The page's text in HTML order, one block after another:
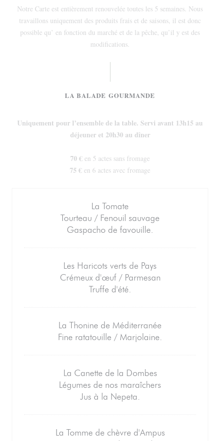
Notre Carte est entièrement renouvelée toutes les 5 semaines. Nous
travaillons uniquement des produits frais et de saisons, il est donc
possible qu’ en fonction du marché et de la pêche, qu’il y est des
modifications.
LA BALADE GOURMANDE
Uniquement pour l’ensemble de la table. Servi avant 13h15 au
déjeuner et 20h30 au dîner
70 € en 5 actes sans fromage
75 € en 6 actes avec fromage
La Tomate
Tourteau / Fenouil sauvage
Gaspacho de favouille.
Les Haricots verts de Pays
Crémeux d'œuf / Parmesan
Truffe d'été.
La Thonine de Méditerranée
Fine ratatouille / Marjolaine.
La Canette de la Dombes
Légumes de nos maraîchers
Jus à la Nepeta.
La Tomme de chèvre d'Ampus